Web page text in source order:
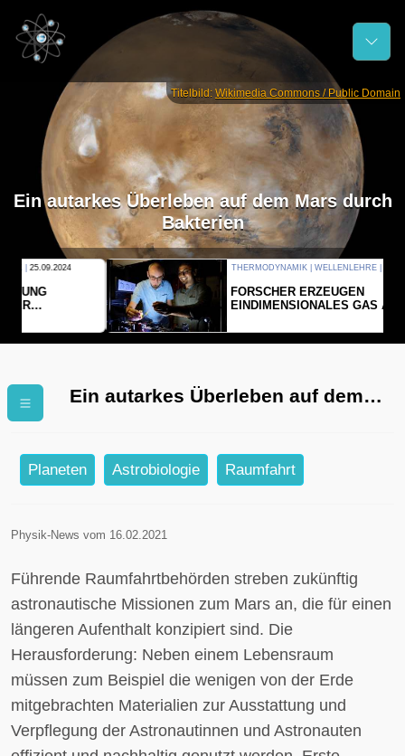
Titelbild: Wikimedia Commons / Public Domain
Ein autarkes Überleben auf dem Mars durch
Bakterien
THERMODYNAMIK | WELLENLEHRE | 23.09.2024
FORSCHER ERZEUGEN
EINDIMENSIONALES GAS AUS LICHT
Ein autarkes Überleben auf dem
Planeten Astrobiologie Raumfahrt
Physik-News vom 16.02.2021
Führende Raumfahrtbehörden streben zukünftig
astronautische Missionen zum Mars an, die für einen
längeren Aufenthalt konzipiert sind. Die
Herausforderung: Neben einem Lebensraum
müssen zum Beispiel die wenigen von der Erde
mitgebrachten Materialien zur Ausstattung und
Verpflegung der Astronautinnen und Astronauten